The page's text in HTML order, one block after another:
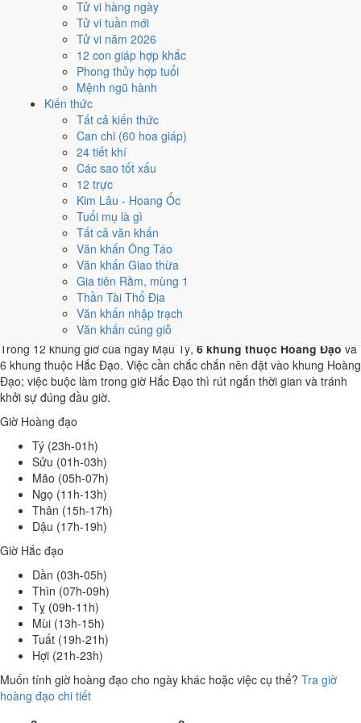
Tử vi hàng ngày
Tử vi tuần mới
Tử vi năm 2026
12 con giáp hợp khắc
Phong thủy hợp tuổi
Mệnh ngũ hành
Kiến thức
Tất cả kiến thức
Can chi (60 hoa giáp)
24 tiết khí
Các sao tốt xấu
12 trực
Kim Lâu - Hoang Ốc
Tuổi mụ là gì
Tất cả văn khấn
Văn khấn Ông Táo
Văn khấn Giao thừa
Gia tiên Rằm, mùng 1
Thần Tài Thổ Địa
Văn khấn nhập trạch
Văn khấn cúng giỗ
giúp giảm phần xung của gia chủ. Cách chọn người mượn tuổi
xem tại
hướng dẫn xem tuổi làm nhà
Các cách trên dựa trên quy tắc lịch pháp truyền thống, mang tính
tham khảo văn hóa - tín ngưỡng, không thay thế quyết định chuyên
môn của bạn.
Giờ hoàng đạo ngày 26/8/2029 là
những giờ nào?
Ngày Mậu Tý có6 giờ Hoàng Đạo
Mão (05h-07h), Ngọ (11h-13h), Thân (15h-17h), Dậu (17h-19h)
Khung dễ sắp xếp nhất trong giờ hành chính là
khung Hắc Đạo nên né khi ký kết hoặc xuất hành.
6 8 9 10 11 12 13 14
Hoàng đạo (tốt) Hắc đạo (xấu) Giờ hiện tại
6 giờ Hoàng Đạo và 6 giờ Hắc Đạo ngày
Mậu Tý
Trong 12 khung giờ của ngày Mậu Tý,6 khung thuộc Hoàng Đạovà
6 khung thuộc Hắc Đạo. Việc cần chắc chắn nên đặt vào khung Hoàng
Đạo; việc buộc làm trong giờ Hắc Đạo thì rút ngắn thời gian và tránh
khởi sự đúng đầu giờ.
Giờ Hoàng đạo
Tý (23h-01h)
Sửu (01h-03h)
Mão (05h-07h)
Ngọ (11h-13h)
Thân (15h-17h)
Dậu (17h-19h)
Giờ Hắc đạo
Dần (03h-05h)
Thìn (07h-09h)
Tỵ (09h-11h)
Mùi (13h-15h)
Tuất (19h-21h)
Hợi (21h-23h)
Muốn tính giờ hoàng đạo cho ngày khác hoặc việc cụ thể? Tra giờ
hoàng đạo chi tiết